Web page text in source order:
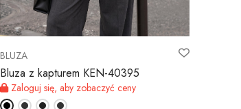
BLUZA
Bluza z kapturem KEN-40395
Zaloguj się, aby zobaczyć ceny